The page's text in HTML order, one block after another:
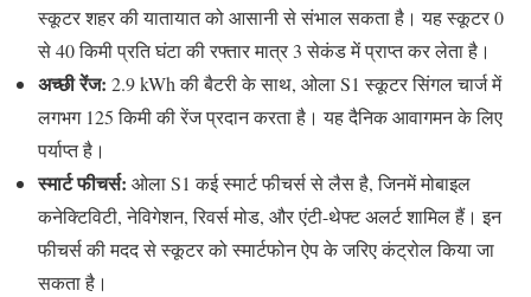
स्कूटर शहर की यातायात को आसानी से संभाल सकता है। यह स्कूटर 0
से 40 किमी प्रति घंटा की रफ्तार मात्र 3 सेकंड में प्राप्त कर लेता है।
अच्छी रेंज: 2.9 kWh की बैटरी के साथ, ओला S1 स्कूटर सिंगल चार्ज में
लगभग 125 किमी की रेंज प्रदान करता है। यह दैनिक आवागमन के लिए
पर्याप्त है।
स्मार्ट फीचर्स: ओला S1 कई स्मार्ट फीचर्स से लैस है, जिनमें मोबाइल
कनेक्टिविटी, नेविगेशन, रिवर्स मोड, और एंटी-थेफ्ट अलर्ट शामिल हैं। इन
फीचर्स की मदद से स्कूटर को स्मार्टफोन ऐप के जरिए कंट्रोल किया जा
सकता है।